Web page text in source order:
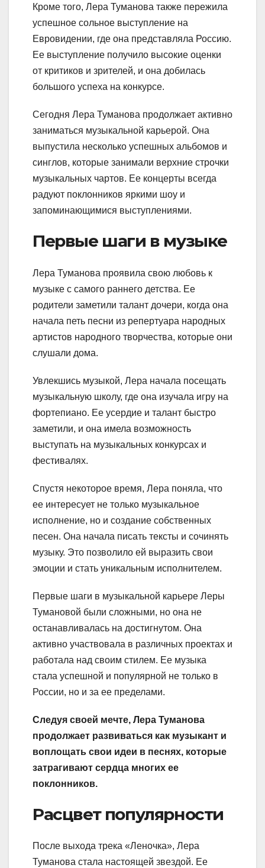
Кроме того, Лера Туманова также пережила
успешное сольное выступление на
Евровидении, где она представляла Россию.
Ее выступление получило высокие оценки
от критиков и зрителей, и она добилась
большого успеха на конкурсе.
Сегодня Лера Туманова продолжает активно
заниматься музыкальной карьерой. Она
выпустила несколько успешных альбомов и
синглов, которые занимали верхние строчки
музыкальных чартов. Ее концерты всегда
радуют поклонников яркими шоу и
запоминающимися выступлениями.
Первые шаги в музыке
Лера Туманова проявила свою любовь к
музыке с самого раннего детства. Ее
родители заметили талант дочери, когда она
начала петь песни из репертуара народных
артистов народного творчества, которые они
слушали дома.
Увлекшись музыкой, Лера начала посещать
музыкальную школу, где она изучала игру на
фортепиано. Ее усердие и талант быстро
заметили, и она имела возможность
выступать на музыкальных конкурсах и
фестивалях.
Спустя некоторое время, Лера поняла, что
ее интересует не только музыкальное
исполнение, но и создание собственных
песен. Она начала писать тексты и сочинять
музыку. Это позволило ей выразить свои
эмоции и стать уникальным исполнителем.
Первые шаги в музыкальной карьере Леры
Тумановой были сложными, но она не
останавливалась на достигнутом. Она
активно участвовала в различных проектах и
работала над своим стилем. Ее музыка
стала успешной и популярной не только в
России, но и за ее пределами.
Следуя своей мечте, Лера Туманова
продолжает развиваться как музыкант и
воплощать свои идеи в песнях, которые
затрагивают сердца многих ее
поклонников.
Расцвет популярности
После выхода трека «Леночка», Лера
Туманова стала настоящей звездой. Ее